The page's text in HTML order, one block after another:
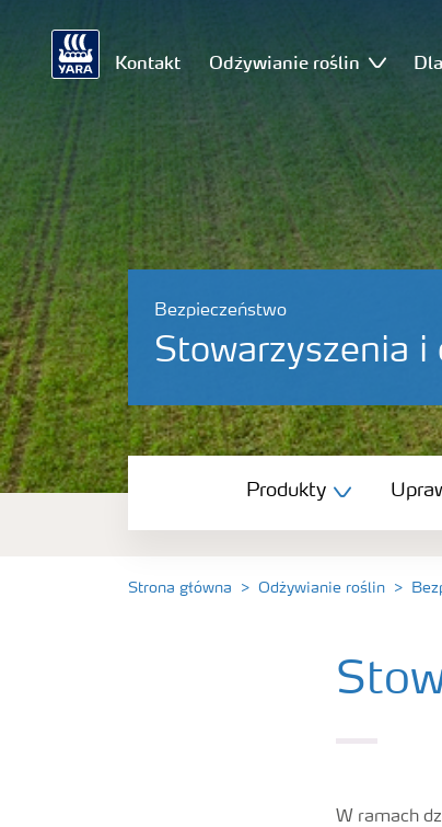
Kontakt Odżywianie roślin
Bezpieczeństwo
Stowarzyszenia i
Produkty
Porady dotyczące wysiewu
Produkty
Strona główna Odżywianie roślin
W ramach